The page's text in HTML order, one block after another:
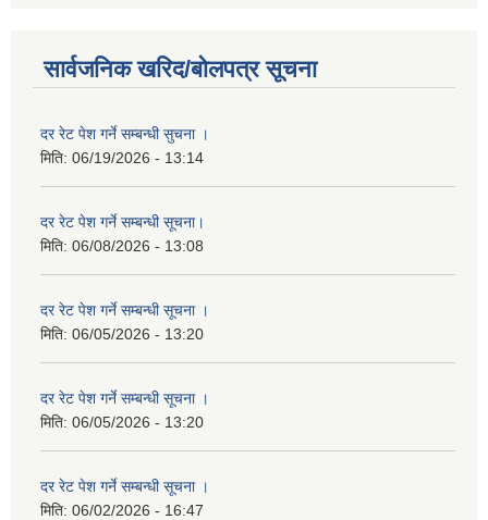
सार्वजनिक खरिद/बोलपत्र सूचना
दर रेट पेश गर्ने सम्बन्धी सुचना ।
मिति: 06/19/2026 - 13:14
दर रेट पेश गर्ने सम्बन्धी सूचना।
मिति: 06/08/2026 - 13:08
दर रेट पेश गर्ने सम्बन्धी सूचना ।
मिति: 06/05/2026 - 13:20
दर रेट पेश गर्ने सम्बन्धी सूचना ।
मिति: 06/05/2026 - 13:20
दर रेट पेश गर्ने सम्बन्धी सूचना ।
मिति: 06/02/2026 - 16:47